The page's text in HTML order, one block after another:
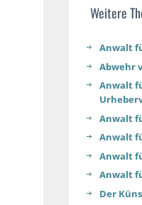
Weitere
Anwalt
Abwehr
Anwalt
Anwalt
Anwalt
Anwalt
Anwalt
Der